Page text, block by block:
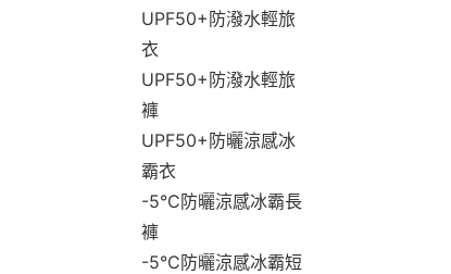
UPF50+防潑水輕旅
衣
UPF50+防潑水輕旅
褲
UPF50+防曬涼感冰
霸衣
-5°C防曬涼感冰霸長
褲
-5°C防曬涼感冰霸短